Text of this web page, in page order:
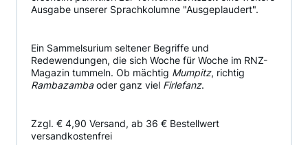
Ausgabe unserer Sprachkolumne "Ausgeplaudert".
Ein Sammelsurium seltener Begriffe und
Redewendungen, die sich Woche für Woche im RNZ-
Magazin tummeln. Ob mächtig Mumpitz, richtig
Rambazambaoder ganz viel Firlefanz.
Zzgl. € 4,90 Versand, ab 36 € Bestellwert
versandkostenfrei